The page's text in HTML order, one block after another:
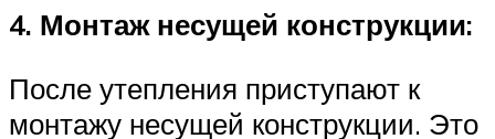
4. Монтаж несущей конструкции:
После утепления приступают к
монтажу несущей конструкции. Это